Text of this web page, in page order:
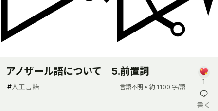
アノザール語について 5.前置詞
#人工言語 言語不明 • 約 1100 字/語
1
書く